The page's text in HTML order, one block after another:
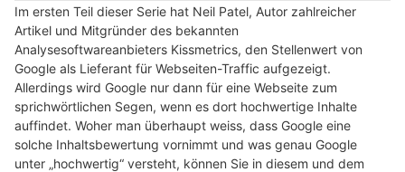
Im ersten Teil dieser Serie hat Neil Patel, Autor zahlreicher
Artikel und Mitgründer des bekannten
Analysesoftwareanbieters Kissmetrics, den Stellenwert von
Google als Lieferant für Webseiten-Traffic aufgezeigt.
Allerdings wird Google nur dann für eine Webseite zum
sprichwörtlichen Segen, wenn es dort hochwertige Inhalte
auffindet. Woher man überhaupt weiss, dass Google eine
solche Inhaltsbewertung vornimmt und was genau Google
unter „hochwertig“ versteht, können Sie in diesem und dem